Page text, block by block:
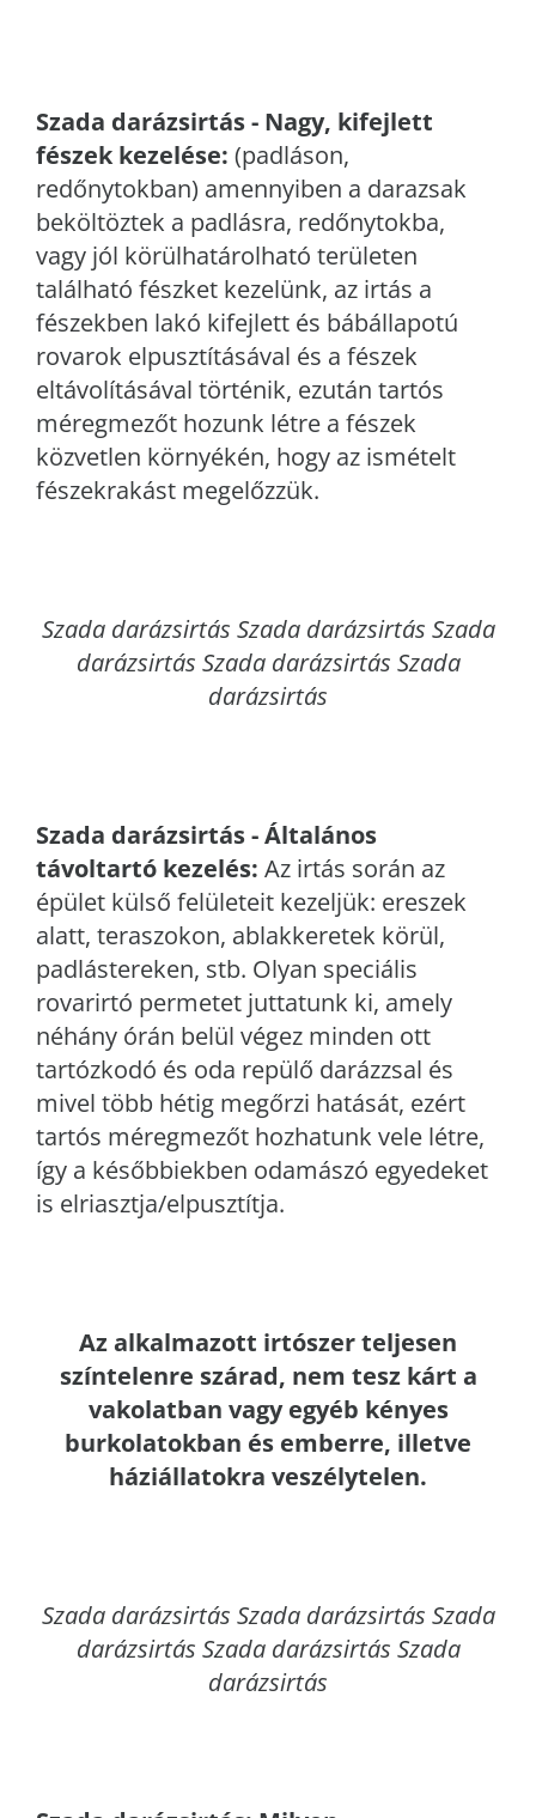
Szada darázsirtás - Nagy, kifejlett
fészek kezelése: (padláson,
redőnytokban) amennyiben a darazsak
beköltöztek a padlásra, redőnytokba,
vagy jól körülhatárolható területen
található fészket kezelünk, az irtás a
fészekben lakó kifejlett és bábállapotú
rovarok elpusztításával és a fészek
eltávolításával történik, ezután tartós
méregmezőt hozunk létre a fészek
közvetlen környékén, hogy az ismételt
fészekrakást megelőzzük.
Szadadarázsirtás Szada darázsirtás Szada
darázsirtás Szada darázsirtás Szada
darázsirtás
Szada darázsirtás - Általános
távoltartó kezelés: Az irtás során az
épület külső felületeit kezeljük: ereszek
alatt, teraszokon, ablakkeretek körül,
padlástereken, stb. Olyan speciális
rovarirtó permetet juttatunk ki, amely
néhány órán belül végez minden ott
tartózkodó és oda repülő darázzsal és
mivel több hétig megőrzi hatását, ezért
tartós méregmezőt hozhatunk vele létre,
így a későbbiekben odamászó egyedeket
is elriasztja/elpusztítja.
Az alkalmazott irtószer teljesen
színtelenre szárad, nem tesz kárt a
vakolatban vagy egyéb kényes
burkolatokban és emberre, illetve
háziállatokra veszélytelen.
Szadadarázsirtás Szada darázsirtás Szada
darázsirtás Szada darázsirtás Szada
darázsirtás